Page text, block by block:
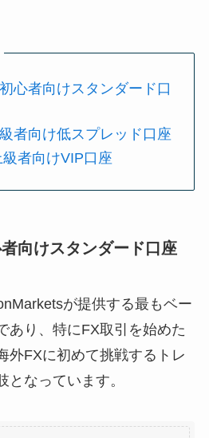
心者向けスタンダード口
者向け低スプレッド口座
者向けVIP口座
向けスタンダード口座
が提供する最もベー
あり、特にFX取引を始めた
外FXに初めて挑戦するトレ
となっています。